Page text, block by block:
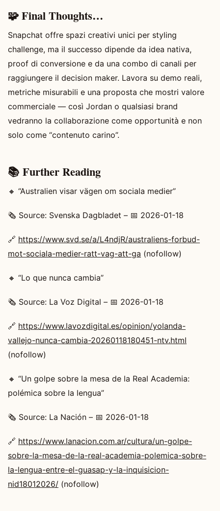
🧩 Final Thoughts…
Snapchat offre spazi creativi unici per styling
challenge, ma il successo dipende da idea nativa,
proof di conversione e da una combo di canali per
raggiungere il decision maker. Lavora su demo reali,
metriche misurabili e una proposta che mostri valore
commerciale — così Jordan o qualsiasi brand
vedranno la collaborazione come opportunità e non
solo come “contenuto carino”.
📚 Further Reading
🔸 “Australien visar vägen om sociala medier”
🗞️ Source: Svenska Dagbladet – 📅 2026-01-18
🔗 https://www.svd.se/a/L4ndjR/australiens-forbud-
mot-sociala-medier-ratt-vag-att-ga (nofollow)
🔸 “Lo que nunca cambia”
🗞️ Source: La Voz Digital – 📅 2026-01-18
🔗 https://www.lavozdigital.es/opinion/yolanda-
vallejo-nunca-cambia-20260118180451-ntv.html
(nofollow)
🔸 “Un golpe sobre la mesa de la Real Academia:
polémica sobre la lengua”
🗞️ Source: La Nación – 📅 2026-01-18
🔗 https://www.lanacion.com.ar/cultura/un-golpe-
sobre-la-mesa-de-la-real-academia-polemica-sobre-
la-lengua-entre-el-guasap-y-la-inquisicion-
nid18012026/ (nofollow)